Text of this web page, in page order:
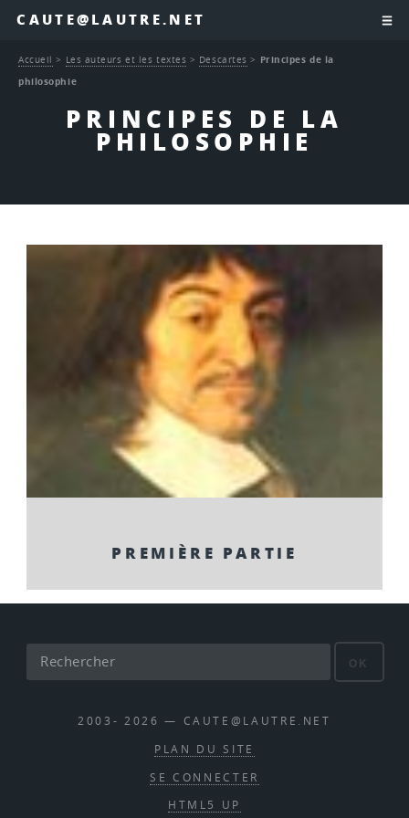
CAUTE@LAUTRE.NET
PRINCIPES DE LA
PHILOSOPHIE
Accueil > Les auteurs et les textes > Descartes > Principes de la
philosophie
PREMIÈRE PARTIE
OK
2003- 2026 — CAUTE@LAUTRE.NET
PLAN DU SITE
SE CONNECTER
HTML5 UP